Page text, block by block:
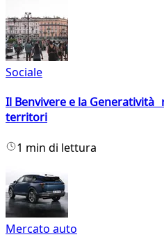
Sociale
Il Benvivere e la Generatività
territori
1 min di lettura
Mercato auto